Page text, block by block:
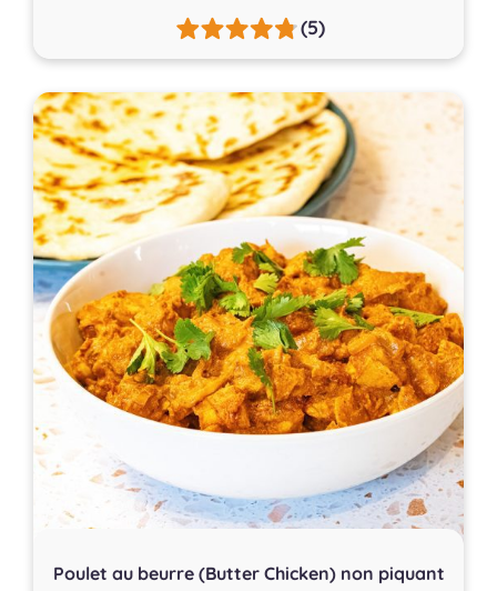
(5)
Poulet au beurre (Butter Chicken) non piquant